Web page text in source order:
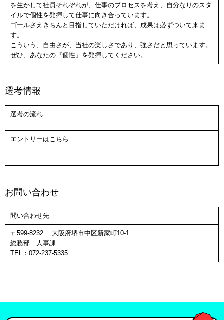
を生かして社員それぞれが、仕事のプロセスを考え、自分なりのスタ
イルで個性を発揮して仕事に向き合っています。
ゴールさえきちんと目指していただければ、成果は必ずついて来ま
す。
こういう、自由さが、当社の楽しさであり、強さだと思っています。
ぜひ、あなたの『個性』を発揮してください。
選考情報
選考の流れ
エントリーはこちら
お問い合わせ
問い合わせ先
〒599-8232 大阪府堺市中区新家町10-1
総務部 人事課
TEL：072-237-5335